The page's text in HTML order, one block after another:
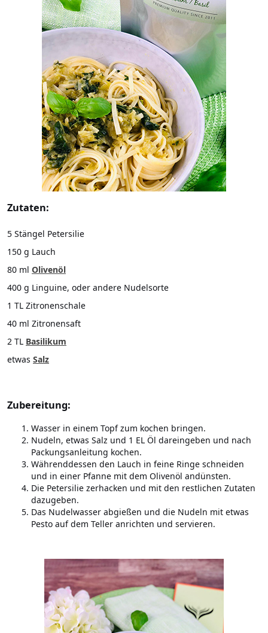
Zutaten:
5 Stängel Petersilie
150 g Lauch
80 ml Olivenöl
400 g Linguine, oder andere Nudelsorte
1 TL Zitronenschale
40 ml Zitronensaft
2 TL Basilikum
etwas Salz
Zubereitung:
Wasser in einem Topf zum kochen bringen.
Nudeln, etwas Salz und 1 EL Öl dareingeben und nach
Packungsanleitung kochen.
Währenddessen den Lauch in feine Ringe schneiden
und in einer Pfanne mit dem Olivenöl andünsten.
Die Petersilie zerhacken und mit den restlichen Zutaten
dazugeben.
Das Nudelwasser abgießen und die Nudeln mit etwas
Pesto auf dem Teller anrichten und servieren.